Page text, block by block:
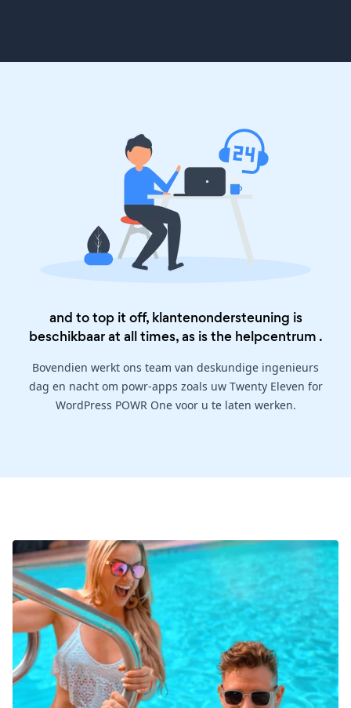
and to top it off, klantenondersteuning is
beschikbaar at all times, as is the helpcentrum .
Bovendien werkt ons team van deskundige ingenieurs
dag en nacht om powr-apps zoals uw Twenty Eleven for
WordPress POWR One voor u te laten werken.